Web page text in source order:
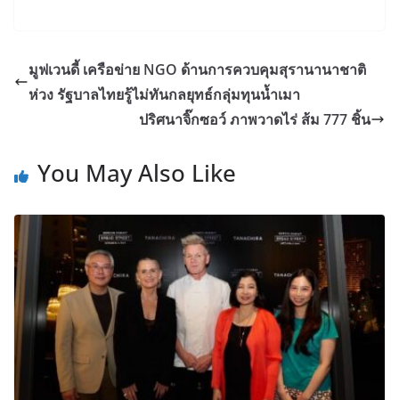
มูฟเวนดี้ เครือข่าย NGO ด้านการควบคุมสุรานานาชาติ
ห่วง รัฐบาลไทยรู้ไม่ทันกลยุทธ์กลุ่มทุนน้ำเมา
ปริศนาจิ๊กซอว์ ภาพวาดไร่ ส้ม 777 ชิ้น
You May Also Like